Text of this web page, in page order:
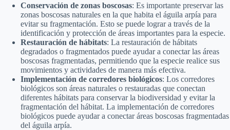
Conservación de zonas boscosas: Es importante preservar las
zonas boscosas naturales en la que habita el águila arpía para
evitar su fragmentación. Esto se puede lograr a través de la
identificación y protección de áreas importantes para la especie.
Restauración de hábitats: La restauración de hábitats
degradados o fragmentados puede ayudar a conectar las áreas
boscosas fragmentadas, permitiendo que la especie realice sus
movimientos y actividades de manera más efectiva.
Implementación de corredores biológicos: Los corredores
biológicos son áreas naturales o restauradas que conectan
diferentes hábitats para conservar la biodiversidad y evitar la
fragmentación del hábitat. La implementación de corredores
biológicos puede ayudar a conectar áreas boscosas fragmentadas
del águila arpía.